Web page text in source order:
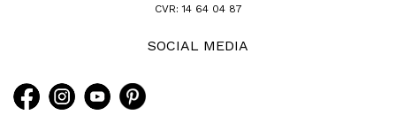
CVR: 14 64 04 87
SOCIAL MEDIA